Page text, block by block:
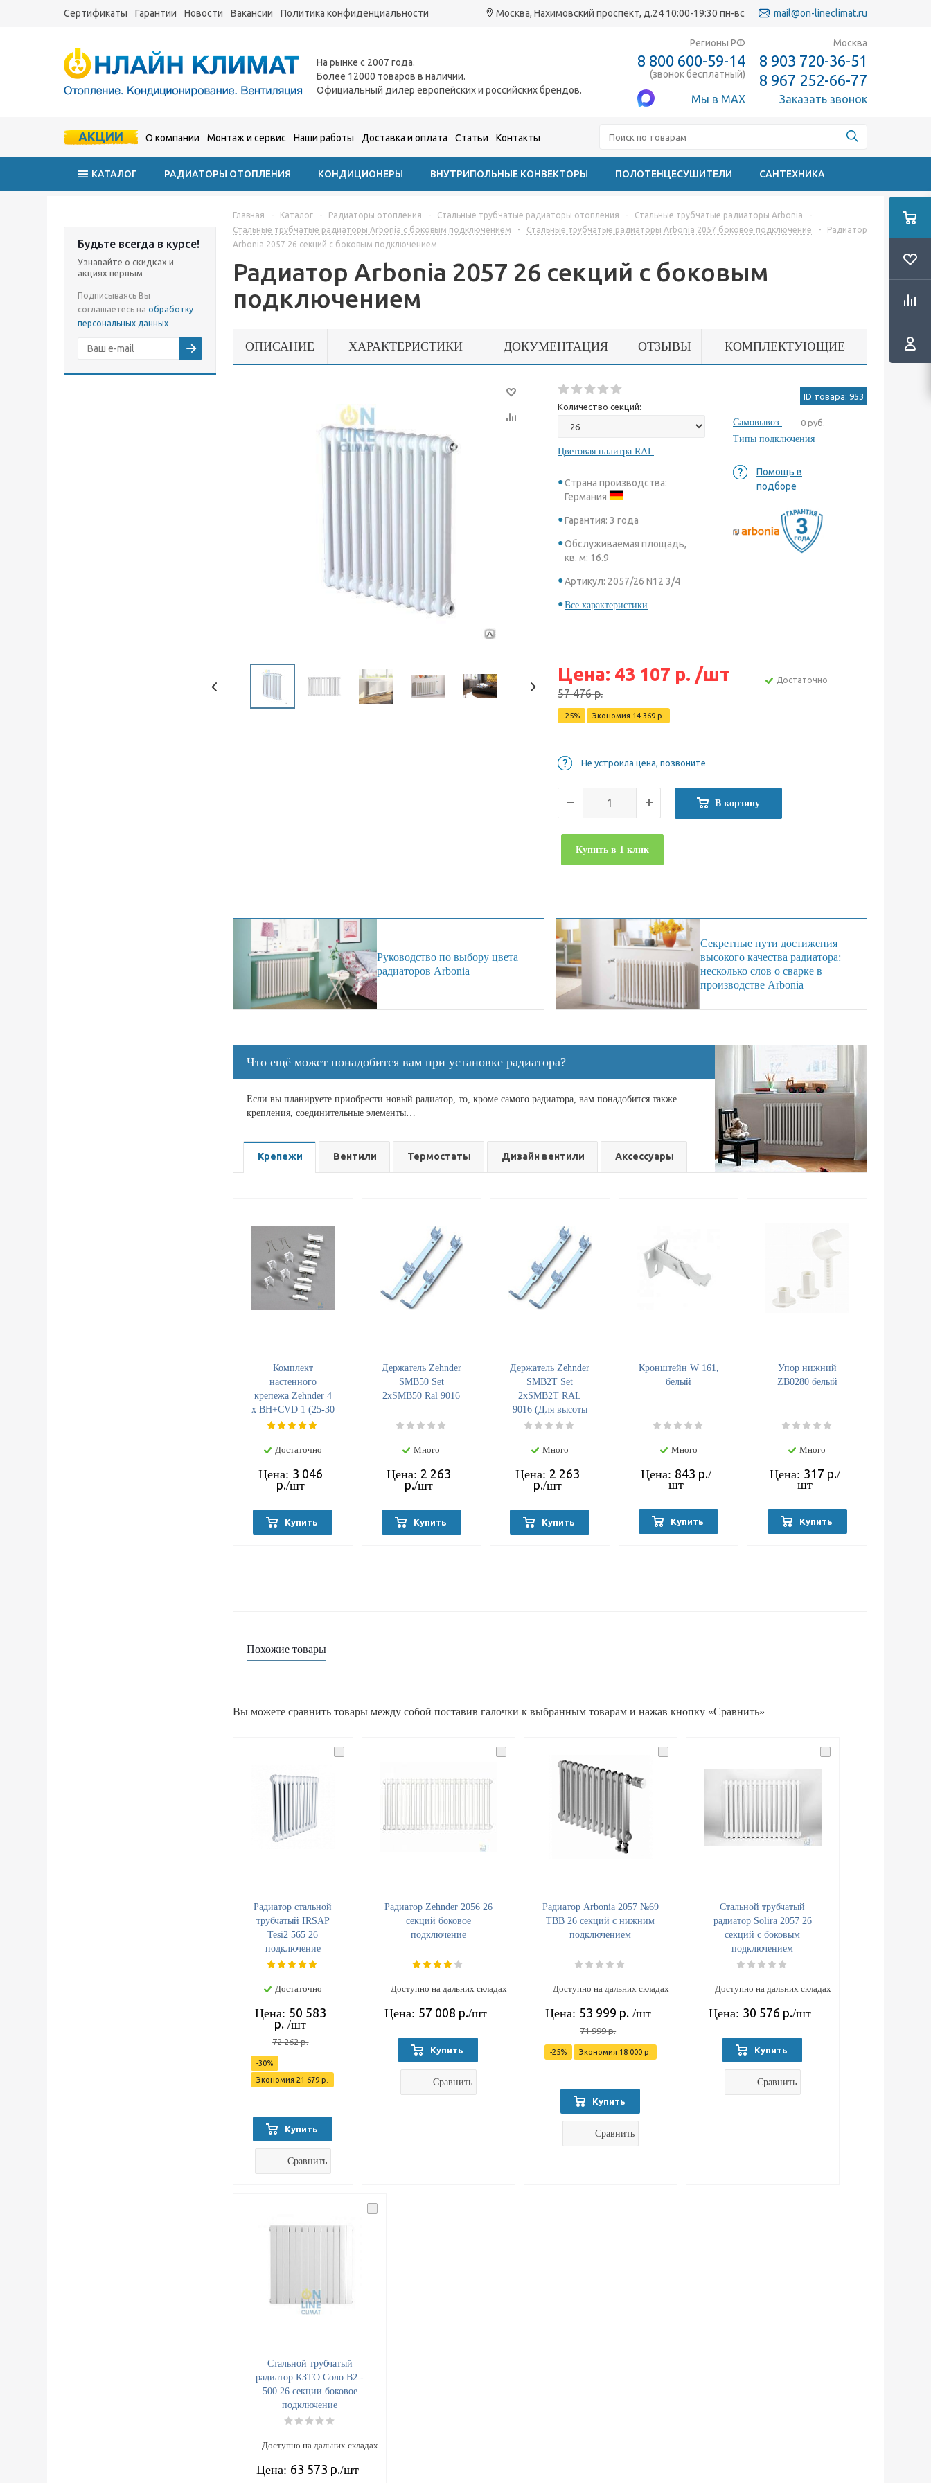
Сертификаты Гарантии Новости Вакансии Политика конфиденциальности Москва, Нахимовский проспект, д.24 10:00-19:30 пн-вс mail@on-lineclimat.ru
На рынке с 2007 года.
Более 12000 товаров в наличии.
Официальный дилер европейских и российских брендов.
Регионы РФ
8 800 600-59-14
(звонок бесплатный)
Мы в MAX
Москва
8 903 720-36-51
8 967 252-66-77
Заказать звонок
АКЦИИ О компании Монтаж и сервис Наши работы Доставка и оплата Статьи Контакты
КАТАЛОГ РАДИАТОРЫ ОТОПЛЕНИЯ КОНДИЦИОНЕРЫ ВНУТРИПОЛЬНЫЕ КОНВЕКТОРЫ ПОЛОТЕНЦЕСУШИТЕЛИ САНТЕХНИКА
Будьте всегда в курсе!
Узнавайте о скидках и
акциях первым
Подписываясь Вы
соглашаетесь на обработку
персональных данных
Главная - Каталог - Радиаторы отопления - Стальные трубчатые радиаторы отопления - Стальные трубчатые радиаторы Arbonia
-
Стальные трубчатые радиаторы Arbonia с боковым подключением
- Стальные трубчатые радиаторы Arbonia 2057 боковое подключение -
Радиатор
Arbonia 2057 26 секций с боковым подключением
Радиатор Arbonia 2057 26 секций с боковым
подключением
ОПИСАНИЕ ХАРАКТЕРИСТИКИ ДОКУМЕНТАЦИЯ ОТЗЫВЫ КОМПЛЕКТУЮЩИЕ
Количество секций:
Цветовая палитра RAL
Страна производства:
Германия
Гарантия: 3 года
Обслуживаемая площадь,
кв. м: 16.9
Артикул: 2057/26 N12 3/4
Все характеристики
ID товара: 953
Самовывоз: 0 руб.
Типы подключения
Помощь в
подборе
Цена: 43 107 р. /шт
57 476р.
-25% Экономия 14 369 р.
Достаточно
Не устроила цена, позвоните
В корзину
Купить в 1 клик
Руководство по выбору цвета
радиаторов Arbonia
Секретные пути достижения
высокого качества радиатора:
несколько слов о сварке в
производстве Arbonia
Что ещё может понадобится вам при установке радиатора?
Если вы планируете приобрести новый радиатор, то, кроме самого радиатора, вам понадобится также
крепления, соединительные элементы…
Крепежи Вентили Термостаты Дизайн вентили Аксессуары
Комплект
настенного
крепежа Zehnder 4
x BH+CVD 1 (25-30
мм), белый, Ral
Достаточно
Цена: 3 046
р./шт
Купить
Держатель Zehnder
SMB50 Set
2хSMB50 Ral 9016
Много
Цена: 2 263
р./шт
Купить
Держатель Zehnder
SMB2Т Set
2хSMB2Т RAL
9016 (Для высоты
1800)
Много
Цена: 2 263
р./шт
Купить
Кронштейн W 161,
белый
Много
Цена: 843 р./
шт
Купить
Упор нижний
ZB0280 белый
Много
Цена: 317 р./
шт
Купить
Похожие товары
Вы можете сравнить товары между собой поставив галочки к выбранным товарам и нажав кнопку «Сравнить»
Радиатор стальной
трубчатый IRSAP
Tesi2 565 26
подключение
боковое Т30
Достаточно
Цена: 50 583
р. /шт
72 262р.
-30%
Экономия 21 679 р.
Купить
Сравнить
Радиатор Zehnder 2056 26
секций боковое
подключение
Доступно на дальних складах
Цена: 57 008 р./шт
Купить
Сравнить
Радиатор Arbonia 2057 №69
ТВВ 26 секций с нижним
подключением
Доступно на дальних складах
Цена: 53 999 р. /шт
71 999р.
-25% Экономия 18 000р.
Купить
Сравнить
Стальной трубчатый
радиатор Solira 2057 26
секций с боковым
подключением
Доступно на дальних складах
Цена: 30 576 р./шт
Купить
Сравнить
Стальной трубчатый
радиатор КЗТО Соло B2 -
500 26 секции боковое
подключение
Доступно на дальних складах
Цена: 63 573 р./шт